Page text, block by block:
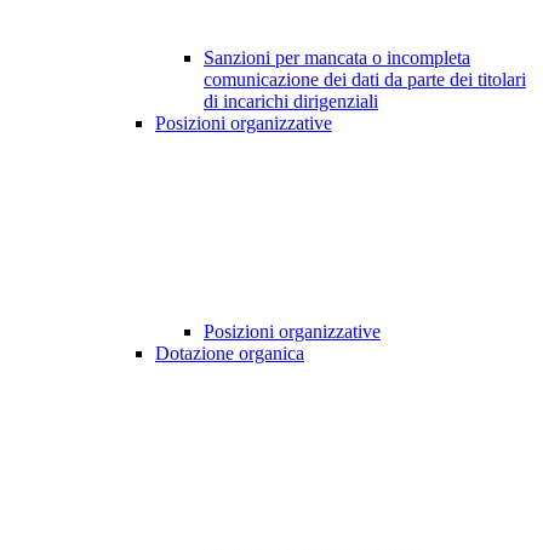
Sanzioni per mancata o incompleta
comunicazione dei dati da parte dei titolari
di incarichi dirigenziali
Posizioni organizzative
Posizioni organizzative
Dotazione organica